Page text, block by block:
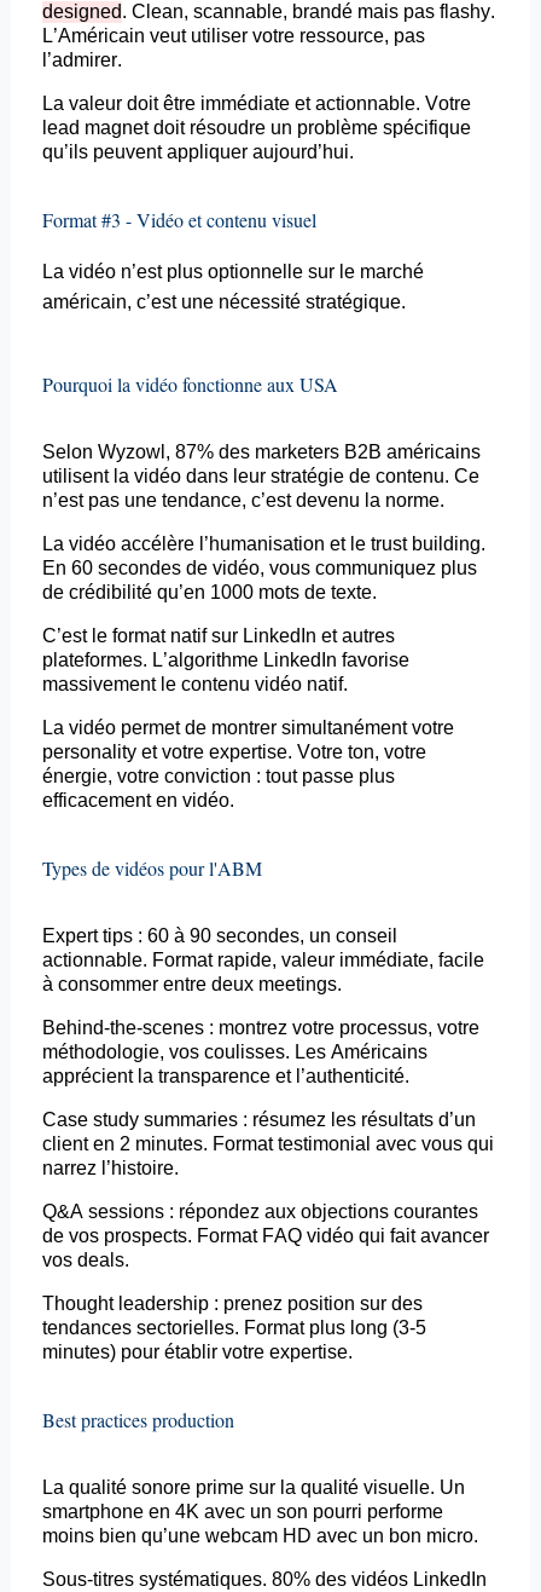
designed. Clean, scannable, brandémais pas flashy.
L’Américain veut utiliser votre ressource, pas
l’admirer.
La valeur doit être immédiate et actionnable. Votre
lead magnet doit résoudre un problème spécifique
qu’ils peuvent appliquer aujourd’hui.
Format #3 - Vidéo et contenu visuel
La vidéo n’est plus optionnelle sur le marché
américain, c’est une nécessité stratégique.
Pourquoi la vidéo fonctionne aux USA
Selon Wyzowl , 87% des marketersB2B américains
utilisent la vidéo dans leur stratégie de contenu. Ce
n’est pas une tendance, c’est devenu la norme.
La vidéo accélère l’humanisation et le trust building.
En 60 secondes de vidéo, vous communiquez plus
de crédibilité qu’en 1000 mots de texte.
C’est le format natif sur LinkedIn et autres
plateformes. L’algorithme LinkedIn favorise
massivement le contenu vidéo natif.
La vidéo permet de montrer simultanément votre
personalityet votre expertise. Votre ton, votre
énergie, votre conviction : tout passe plus
efficacement en vidéo.
Types de vidéos pour l'ABM
Experttips: 60 à 90 secondes, un conseil
actionnable. Format rapide, valeur immédiate, facile
à consommer entre deux meetings.
Behind-the-scenes: montrez votre processus, votre
méthodologie, vos coulisses. Les Américains
apprécient la transparence et l’authenticité.
Case study summaries: résumez les résultats d’un
client en 2 minutes. Format testimonial avec vous qui
narrez l’histoire.
Q&A sessions : répondez aux objections courantes
de vos prospects. Format FAQ vidéo qui fait avancer
vos deals.
Thoughtleadership : prenez position sur des
tendances sectorielles. Format plus long (3-5
minutes) pour établir votre expertise.
Best practices production
La qualité sonore prime sur la qualité visuelle. Un
smartphone en 4K avec un son pourri performe
moins bien qu’une webcam HD avec un bon micro.
Sous-titres systématiques. 80% des vidéos LinkedIn